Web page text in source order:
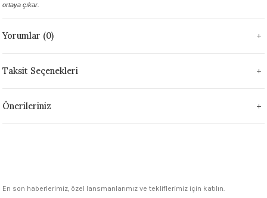
ortaya çıkar.
Yorumlar (0)
Taksit Seçenekleri
Önerileriniz
En son haberlerimiz, özel lansmanlarımız ve tekliflerimiz için katılın.